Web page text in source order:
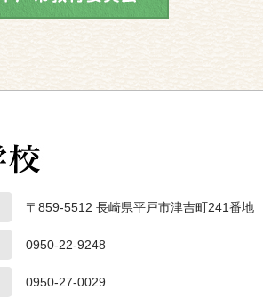
〒859-5512 長崎県平戸市津吉町241番地
0950-22-9248
0950-27-0029